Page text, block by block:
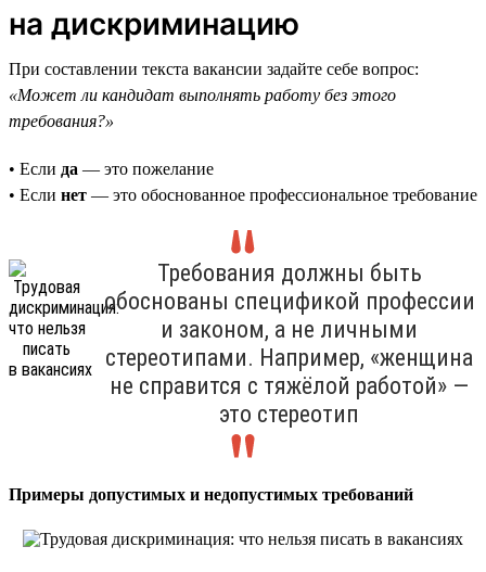
на дискриминацию
При составлении текста вакансии задайте себе вопрос:
«Может ли кандидат выполнять работу без этого
требования?»
• Если да — это пожелание
• Если нет — это обоснованное профессиональное требование
Требования должны быть
обоснованы спецификой профессии
и законом, а не личными
стереотипами. Например, «женщина
не справится с тяжёлой работой» —
это стереотип
Примеры допустимых и недопустимых требований